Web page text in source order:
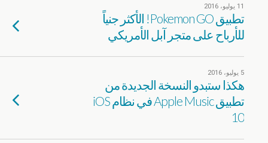
11 يوليو، 2016
تطبيق Pokemon GO! الأكثر جنياً
للأرباح على متجر آبل الأمريكي
5 يوليو، 2016
هكذا ستبدو النسخة الجديدة من
تطبيق Apple Music في نظام iOS
10